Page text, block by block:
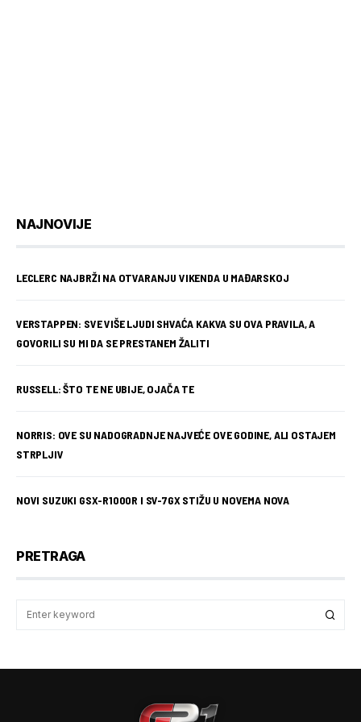
NAJNOVIJE
LECLERC NAJBRŽI NA OTVARANJU VIKENDA U MAĐARSKOJ
VERSTAPPEN: SVE VIŠE LJUDI SHVAĆA KAKVA SU OVA PRAVILA, A
GOVORILI SU MI DA SE PRESTANEM ŽALITI
RUSSELL: ŠTO TE NE UBIJE, OJAČA TE
NORRIS: OVE SU NADOGRADNJE NAJVEĆE OVE GODINE, ALI OSTAJEM
STRPLJIV
NOVI SUZUKI GSX-R1000R I SV-7GX STIŽU U NOVEMA NOVA
PRETRAGA